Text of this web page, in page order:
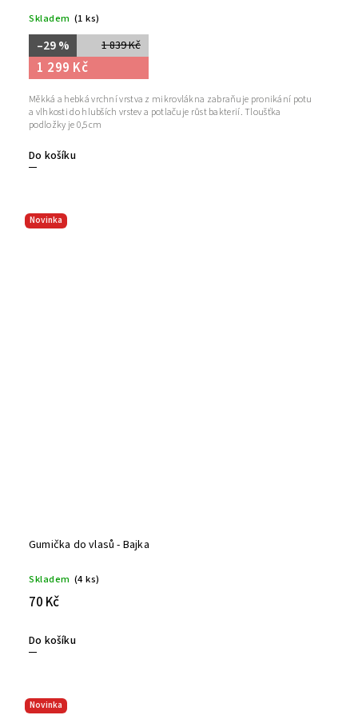
Skladem (1 ks)
1 839 Kč
–29 %
1 299 Kč
Do košíku
Měkká a hebká vrchní vrstva z mikrovlákna zabraňuje pronikání potu
a vlhkosti do hlubších vrstev a potlačuje růst bakterií. Tloušťka
podložky je 0,5cm
Novinka
Gumička do vlasů - Bajka
Skladem (4 ks)
70 Kč
Do košíku
Novinka